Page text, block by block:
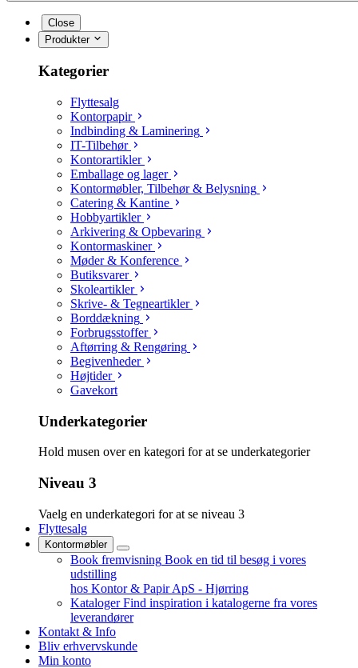
Close
Produkter
Kategorier
Flyttesalg
Kontorpapir
Indbinding & Laminering
IT-Tilbehør
Kontorartikler
Emballage og lager
Kontormøbler, Tilbehør & Belysning
Catering & Kantine
Hobbyartikler
Arkivering & Opbevaring
Kontormaskiner
Møder & Konference
Butiksvarer
Skoleartikler
Skrive- & Tegneartikler
Borddækning
Forbrugsstoffer
Aftørring & Rengøring
Begivenheder
Højtider
Gavekort
Underkategorier
Hold musen over en kategori for at se underkategorier
Niveau 3
Vaelg en underkategori for at se niveau 3
Flyttesalg
Kontormøbler
Book fremvisning Book en tid til besøg i vores
udstilling
hos Kontor & Papir ApS - Hjørring
Kataloger Find inspiration i katalogerne fra vores
leverandører
Kontakt & Info
Bliv erhvervskunde
Min konto